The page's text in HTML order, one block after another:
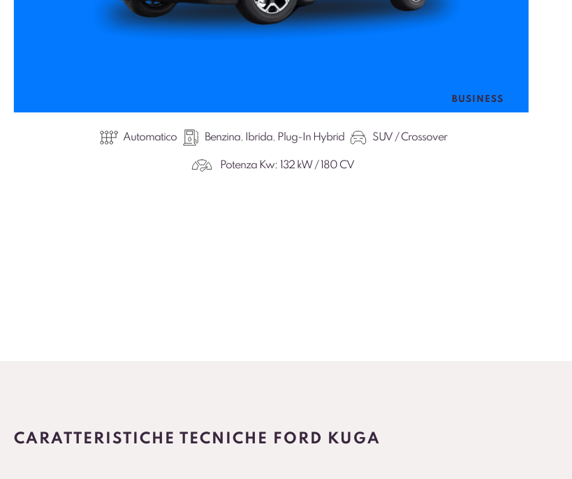
BUSINESS
Automatico Benzina, Ibrida, Plug-In Hybrid SUV / Crossover
Potenza Kw: 132 kW / 180 CV
CARATTERISTICHE TECNICHE FORD KUGA